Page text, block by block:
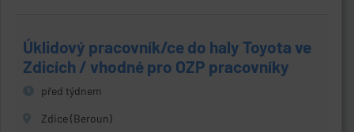
Úklidový pracovník/ce do haly Toyota ve
Zdicích / vhodné pro OZP pracovníky
před týdnem
Zdice (Beroun)